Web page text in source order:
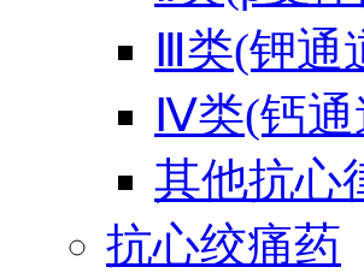
Ⅲ类(钾通
Ⅳ类(钙通
其他抗心
抗心绞痛药